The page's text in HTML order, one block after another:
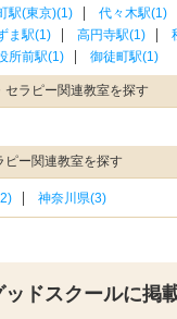
駅(東京)(1) 代々木駅(1)
ま駅(1) 高円寺駅(1)
所前駅(1) 御徒町駅(1)
セラピー関連教室を探す
ピー関連教室を探す
神奈川県(3)
ッドスクールに掲